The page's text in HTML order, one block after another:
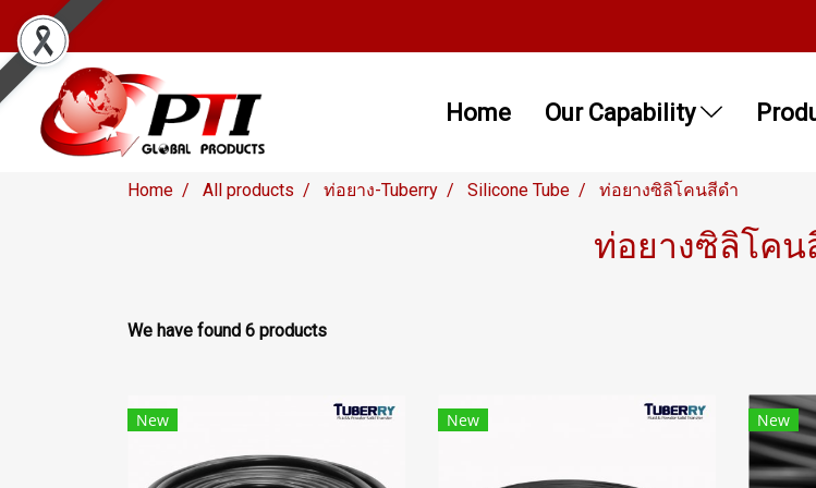
Home Our Capability
Home All products ท่อยาง-Tuberry Silicone Tube ท่อยางซิลิโคนสีดำ
ท่อยางซิลิโคน
We have found 6 products
New New New